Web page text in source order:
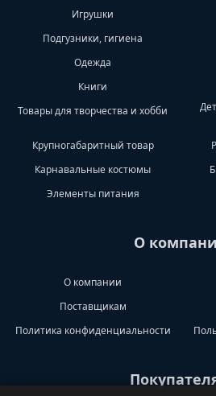
Игрушки
Подгузники, гигиена
Одежда
Книги
Товары для творчества и хобби
Крупногабаритный товар
Карнавальные костюмы
Элементы питания
О
О компании
Поставщикам
Политика конфиденциальности